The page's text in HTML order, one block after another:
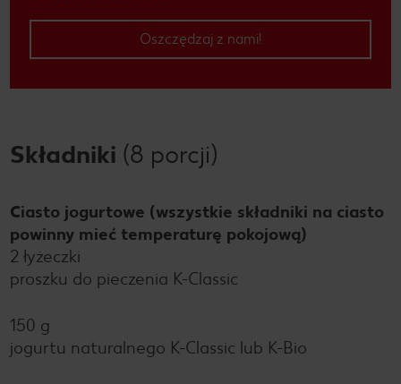
Oszczędzaj z nami!
Składniki (8 porcji)
Ciasto jogurtowe (wszystkie składniki na ciasto
powinny mieć temperaturę pokojową)
2 łyżeczki
proszku do pieczenia K-Classic
150 g
jogurtu naturalnego K-Classic lub K-Bio